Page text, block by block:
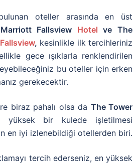
oteller arasında en üst
Marriott Fallsview Hotel ve The
Fallsview, kesinlikle ilk tercihleriniz
gece ışıklarla renklendirilen
bu oteller için erken
gerekecektir.
biraz pahalı olsa da The Tower
bir kulede işletilmesi
en iyi izlenebildiği otellerden biri.
tercih ederseniz, en yüksek